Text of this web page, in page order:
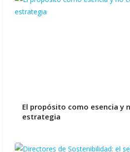
El propósito como esencia y
estrategia